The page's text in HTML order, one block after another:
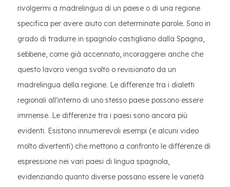
rivolgermi a madrelingua di un paese o di una regione
specifica per avere aiuto con determinate parole. Sono in
grado di tradurre in spagnolo castigliano dalla Spagna,
sebbene, come già accennato, incoraggerei anche che
questo lavoro venga svolto o revisionato da un
madrelingua della regione. Le differenze tra i dialetti
regionali all'interno di uno stesso paese possono essere
immense. Le differenze tra i paesi sono ancora più
evidenti. Esistono innumerevoli esempi (e alcuni video
molto divertenti) che mettono a confronto le differenze di
espressione nei vari paesi di lingua spagnola,
evidenziando quanto diverse possano essere le varietà